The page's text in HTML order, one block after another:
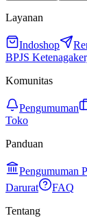
Layanan
Indoshop
BPJS
Komunitas
Pengumuman
Toko
Panduan
Pengumuman
Darurat
FAQ
Tentang